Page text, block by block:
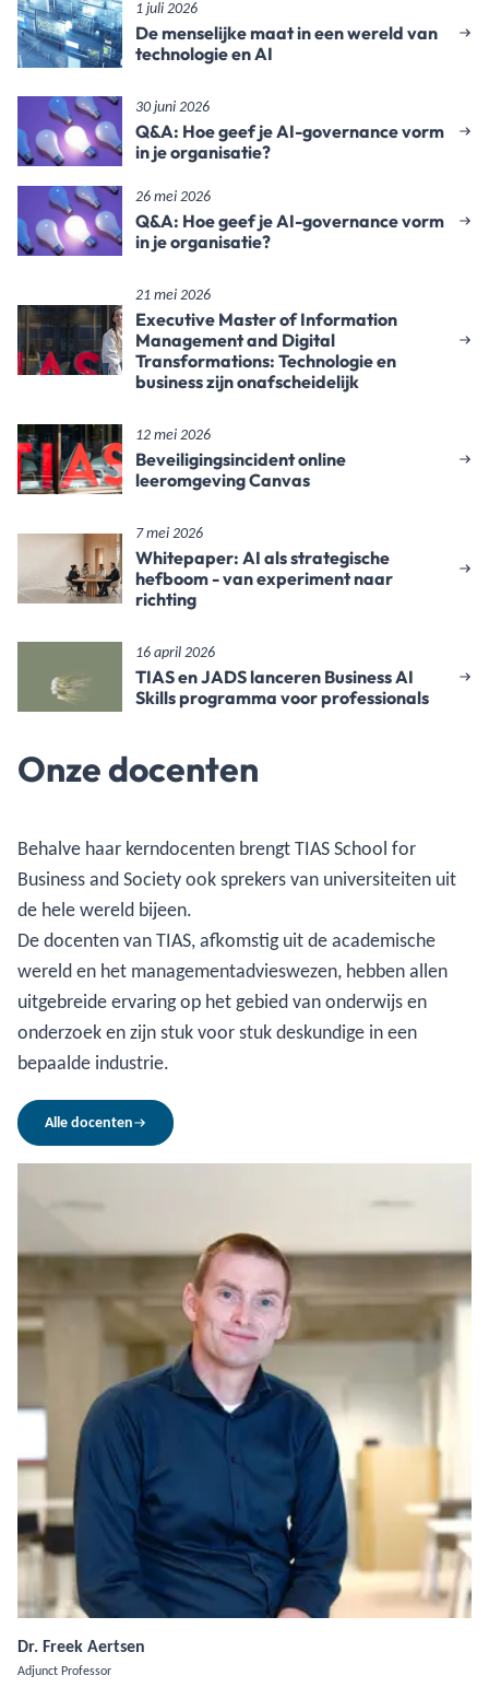
1 juli 2026
De menselijke maat in een wereld van
technologie en AI
30 juni 2026
Q&A: Hoe geef je AI-governance vorm
in je organisatie?
26 mei 2026
Q&A: Hoe geef je AI-governance vorm
in je organisatie?
21 mei 2026
Executive Master of Information
Management and Digital
Transformations: Technologie en
business zijn onafscheidelijk
12 mei 2026
Beveiligingsincident online
leeromgeving Canvas
7 mei 2026
Whitepaper: AI als strategische
hefboom - van experiment naar
richting
16 april 2026
TIAS en JADS lanceren Business AI
Skills programma voor professionals
Onze docenten
Behalve haar kerndocenten brengt TIAS School for
Business and Society ook sprekers van universiteiten uit
de hele wereld bijeen.
De docenten van TIAS, afkomstig uit de academische
wereld en het managementadvieswezen, hebben allen
uitgebreide ervaring op het gebied van onderwijs en
onderzoek en zijn stuk voor stuk deskundige in een
bepaalde industrie.
Alle docenten
Dr. Freek Aertsen
Adjunct Professor